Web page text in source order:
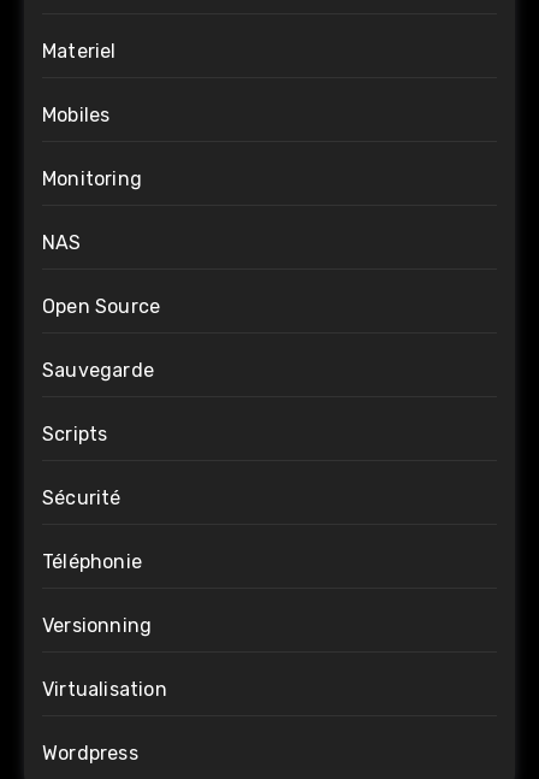
Materiel
Mobiles
Monitoring
NAS
Open Source
Sauvegarde
Scripts
Sécurité
Téléphonie
Versionning
Virtualisation
Wordpress